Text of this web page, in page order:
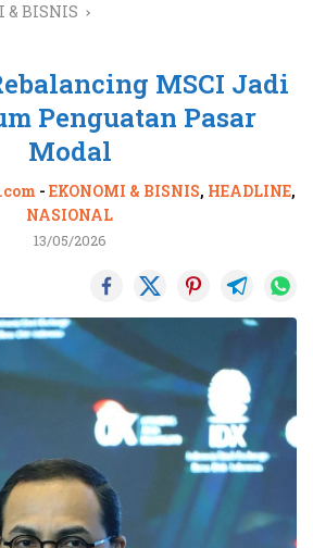
& BISNIS
MSCI Jadi
Penguatan Pasar
Modal
- EKONOMI & BISNIS, HEADLINE,
NASIONAL
13/05/2026